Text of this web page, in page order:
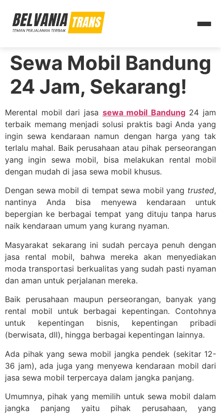
Sewa Mobil Bandung
24 Jam, Sekarang!
Merental mobil dari jasa sewa mobil Bandung24 jam
terbaik memang menjadi solusi praktis bagi Anda yang
ingin sewa kendaraan namun dengan harga yang tak
terlalu mahal. Baik perusahaan atau pihak perseorangan
yang ingin sewa mobil, bisa melakukan rental mobil
dengan mudah di jasa sewa mobil khusus.
Dengan sewa mobil di tempat sewa mobil yang trusted,
nantinya Anda bisa menyewa kendaraan untuk
bepergian ke berbagai tempat yang dituju tanpa harus
naik kendaraan umum yang kurang nyaman.
Masyarakat sekarang ini sudah percaya penuh dengan
jasa rental mobil, bahwa mereka akan menyediakan
moda transportasi berkualitas yang sudah pasti nyaman
dan aman untuk perjalanan mereka.
Baik perusahaan maupun perseorangan, banyak yang
rental mobil untuk berbagai kepentingan. Contohnya
untuk kepentingan bisnis, kepentingan pribadi
(berwisata, dll), hingga berbagai kepentingan lainnya.
Ada pihak yang sewa mobil jangka pendek (sekitar 12-
36 jam), ada juga yang menyewa kendaraan mobil dari
jasa sewa mobil terpercaya dalam jangka panjang.
Umumnya, pihak yang memilih untuk sewa mobil dalam
jangka panjang yaitu pihak perusahaan, yang